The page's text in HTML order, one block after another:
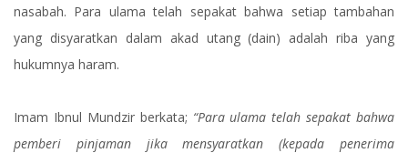
nasabah. Para ulama telah sepakat bahwa setiap tambahan
yang disyaratkan dalam akad utang (dain) adalah riba yang
hukumnya haram.
Imam Ibnul Mundzir berkata; “Para ulama telah sepakat bahwa
pemberi pinjaman jika mensyaratkan (kepada penerima